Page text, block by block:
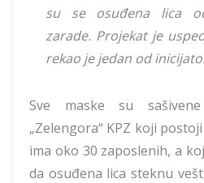
su se osuđena lica
zarade. Projekat je
rekao je jedan od
Sve maske su
„Zelengora“ KPZ koji
ima oko 30 zaposlenih, a
da osuđena lica steknu